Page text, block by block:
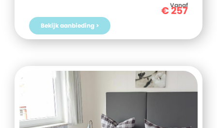
bezienswaardigheden bevindt zich op korte loopafstand.
Begin je dag met een uitgebreid ontbijtbuffet en geniet 's
avonds van een diner in het RBG Bar & Grill restaurant. Boek
Vanaf
€257
Bekijk aanbieding >